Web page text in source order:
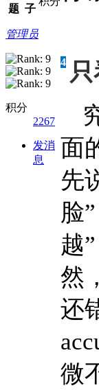
题 子
管理员
积分
2267
发消
息
4
面
先
脸
越
然
还
微